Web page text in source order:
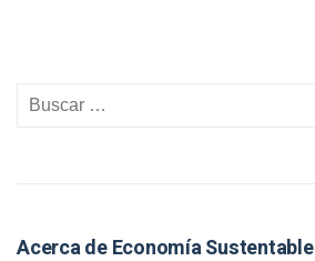
Acerca de Economía Sustentable